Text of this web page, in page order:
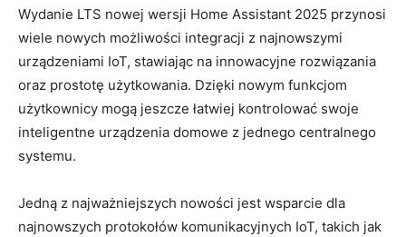
Wydanie LTS nowej ​wersji⁢ Home Assistant ⁤2025⁤ przynosi
wiele nowych możliwości integracji z⁣ najnowszymi
urządzeniami IoT, stawiając na innowacyjne rozwiązania
⁣oraz prostotę użytkowania. Dzięki nowym funkcjom
użytkownicy mogą jeszcze łatwiej ​kontrolować ‍swoje
inteligentne ⁤urządzenia domowe z jednego centralnego⁣
systemu.
Jedną z ⁣najważniejszych nowości jest‌ wsparcie dla
najnowszych protokołów komunikacyjnych ⁢IoT, takich jak